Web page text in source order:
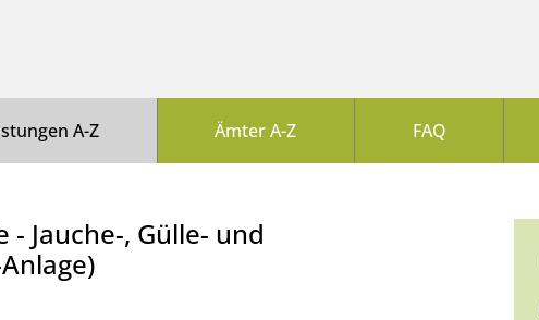
A-Z Ämter A-Z FAQ
Jauche-, Gülle- und